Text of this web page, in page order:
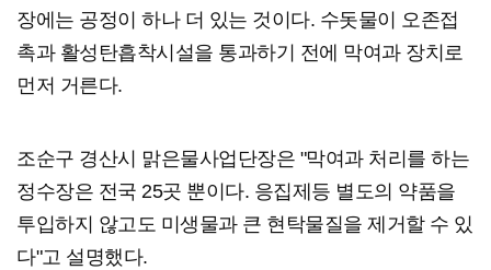
장에는 공정이 하나 더 있는 것이다. 수돗물이 오존접
촉과 활성탄흡착시설을 통과하기 전에 막여과 장치로
먼저 거른다.
조순구 경산시 맑은물사업단장은 "막여과 처리를 하는
정수장은 전국 25곳 뿐이다. 응집제 등 별도의 약품을
투입하지 않고도 미생물과 큰 현탁물질을 제거할 수 있
다"고 설명했다.